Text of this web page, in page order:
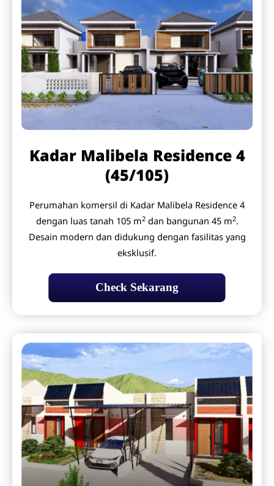
Kadar Malibela Residence 4
(45/105)
Perumahan komersil di Kadar Malibela Residence 4
dengan luas tanah 105 m2dan bangunan 45 m2.
Desain modern dan didukung dengan fasilitas yang
eksklusif.